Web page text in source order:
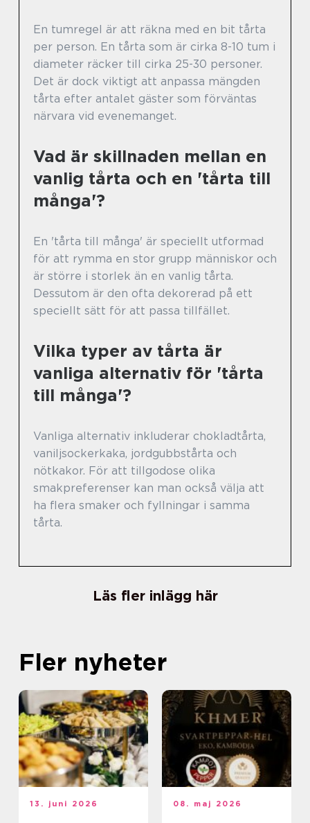
En tumregel är att räkna med en bit tårta
per person. En tårta som är cirka 8-10 tum i
diameter räcker till cirka 25-30 personer.
Det är dock viktigt att anpassa mängden
tårta efter antalet gäster som förväntas
närvara vid evenemanget.
Vad är skillnaden mellan en
vanlig tårta och en 'tårta till
många'?
En 'tårta till många' är speciellt utformad
för att rymma en stor grupp människor och
är större i storlek än en vanlig tårta.
Dessutom är den ofta dekorerad på ett
speciellt sätt för att passa tillfället.
Vilka typer av tårta är
vanliga alternativ för 'tårta
till många'?
Vanliga alternativ inkluderar chokladtårta,
vaniljsockerkaka, jordgubbstårta och
nötkakor. För att tillgodose olika
smakpreferenser kan man också välja att
ha flera smaker och fyllningar i samma
tårta.
Läs fler inlägg här
Fler nyheter
13. juni 2026 08. maj 2026